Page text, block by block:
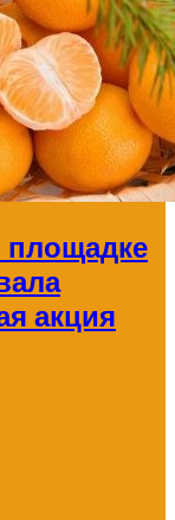
площадке
акция